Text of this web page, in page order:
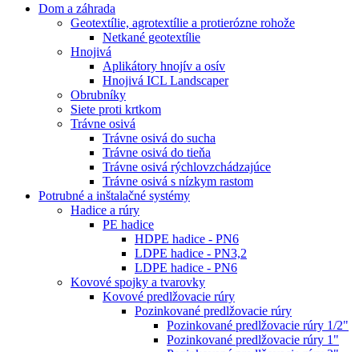
Dom a záhrada
Geotextílie, agrotextílie a protierózne rohože
Netkané geotextílie
Hnojivá
Aplikátory hnojív a osív
Hnojivá ICL Landscaper
Obrubníky
Siete proti krtkom
Trávne osivá
Trávne osivá do sucha
Trávne osivá do tieňa
Trávne osivá rýchlovzchádzajúce
Trávne osivá s nízkym rastom
Potrubné a inštalačné systémy
Hadice a rúry
PE hadice
HDPE hadice - PN6
LDPE hadice - PN3,2
LDPE hadice - PN6
Kovové spojky a tvarovky
Kovové predlžovacie rúry
Pozinkované predlžovacie rúry
Pozinkované predlžovacie rúry 1/2"
Pozinkované predlžovacie rúry 1"